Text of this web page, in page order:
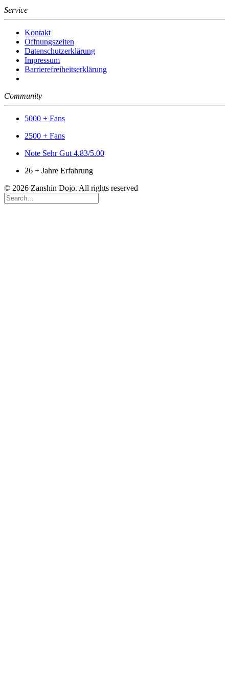
Service
Kontakt
Öffnungszeiten
Datenschutzerklärung
Impressum
Barrierefreiheitserklärung
Community
5000 + Fans
2500 + Fans
Note Sehr Gut 4.83/5.00
26 + Jahre Erfahrung
© 2026 Zanshin Dojo. All rights reserved